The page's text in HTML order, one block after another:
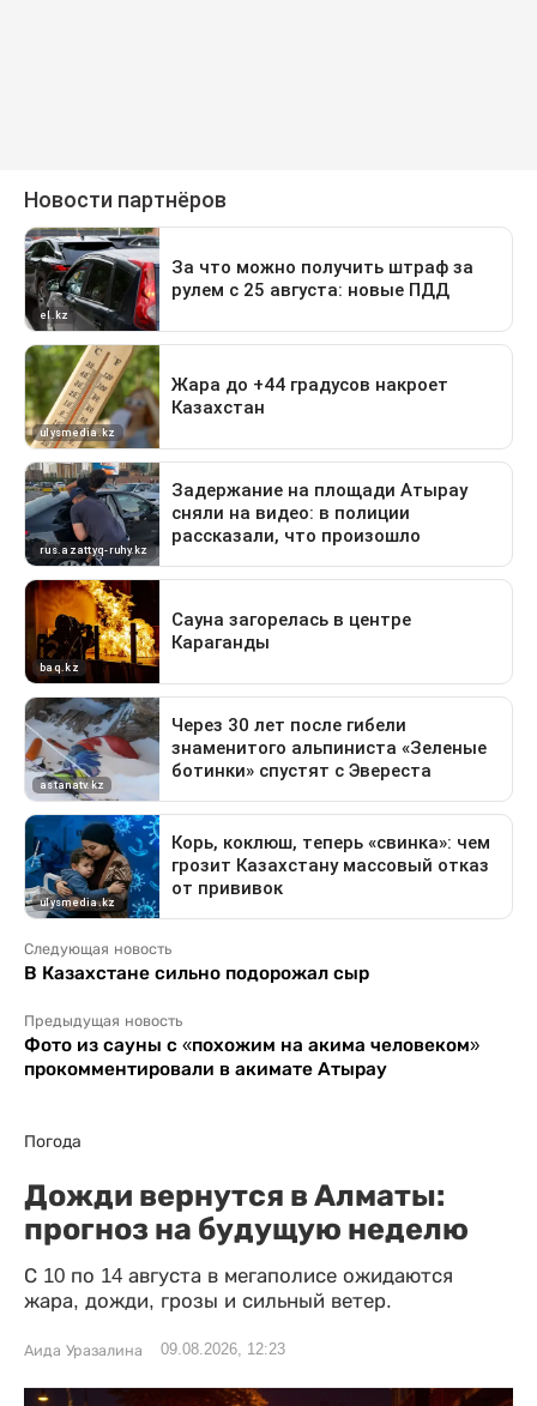
Следующая новость
В Казахстане сильно подорожал сыр
Предыдущая новость
Фото из сауны с «похожим на акима человеком»
прокомментировали в акимате Атырау
Погода
Дожди вернутся в Алматы:
прогноз на будущую неделю
С 10 по 14 августа в мегаполисе ожидаются
жара, дожди, грозы и сильный ветер.
Аида Уразалина 09.08.2026, 12:23